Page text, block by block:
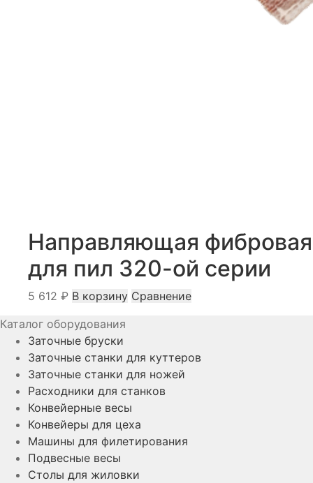
Направляющая фибровая
для пил 320-ой серии
5 612 ₽ В корзину Сравнение
Каталог оборудования
Заточные бруски
Заточные станки для куттеров
Заточные станки для ножей
Расходники для станков
Конвейерные весы
Конвейеры для цеха
Машины для филетирования
Подвесные весы
Столы для жиловки